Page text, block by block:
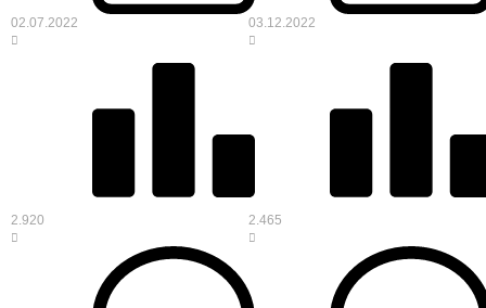
02.07.2022
2.920
03.12.2022
2.465